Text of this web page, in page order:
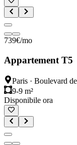
739€/mo
Appartement T5
Paris · Boulevard
9-9 m²
Disponibile ora